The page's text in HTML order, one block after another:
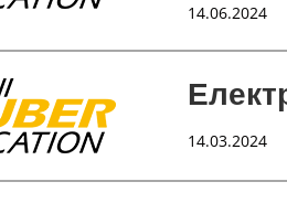
14.06.2024
14.03.2024